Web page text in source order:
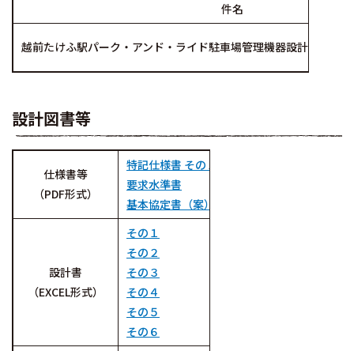
件名
越前たけふ駅パーク・アンド・ライド駐車場管理機器設計・設置
設計図書等
仕様書等
（PDF形式）
特記仕様書 その１～その６（共通）
要求水準書
基本協定書（案）
設計書
（EXCEL形式）
その１
その２
その３
その４
その５
その６